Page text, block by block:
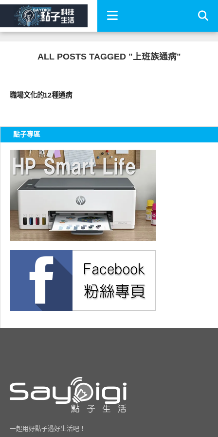
ALL POSTS TAGGED "上班族通病"
職場文化的12種通病
點子專區
一起用好點子過好生活吧！